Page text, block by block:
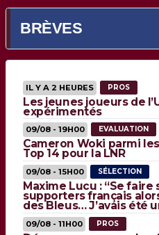
BRÈVES
IL Y A 2 HEURES PROS
Les jeunes joueurs de
expérimentés
09/08 - 19H00 EVALUATION
Cameron Woki parmi
Top 14 pour la LNR
09/08 - 15H00 SÉLECTION
Maxime Lucu : “Se
supporters français
des Bleus… J’avais été
09/08 - 11H00 PROS